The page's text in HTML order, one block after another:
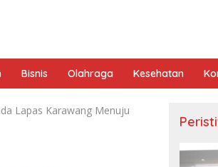
Bisnis Olahraga Kesehatan
Lapas Karawang Menuju